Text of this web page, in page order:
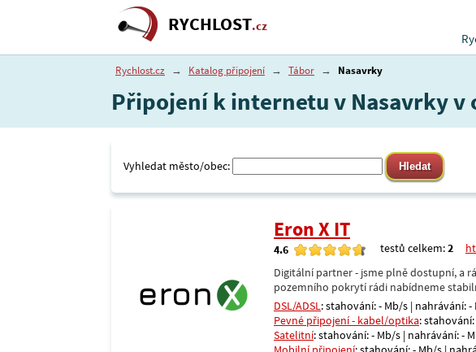
RYCHLOST.cz
Rychlost.cz → Katalog připojení → Tábor → Nasavrky
Připojení k internetu v Nasavrky v
Vyhledat město/obec:
Eron X IT
4.6 testů celkem:2
Digitální partner - jsme plně dostupní, a
pozemního pokrytí rádi nabídneme
DSL/ADSL: stahování: - Mb/s | nahrávání: -
Pevné připojení - kabel/optika:
Satelitní: stahování: - Mb/s | nahrávání: -